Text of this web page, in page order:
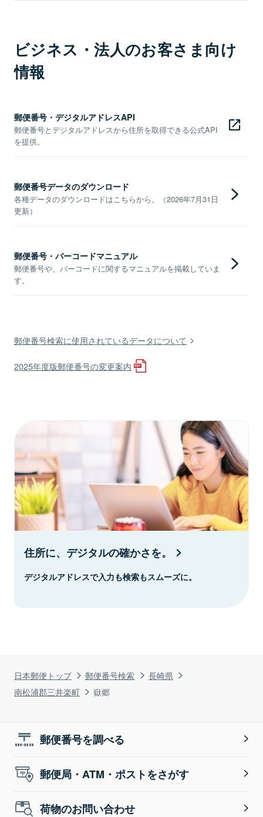
日本郵便トップ 郵便番号検索
長崎県
南松浦郡三井楽町
嶽郷
ビジネス・法人のお客さま向け
情報
郵便番号・デジタルアドレスAPI
郵便番号とデジタルアドレスから住所を取得できる公式API
を提供。
郵便番号データのダウンロード
各種データのダウンロードはこちらから。（2026年7月31日
更新）
郵便番号・バーコードマニュアル
郵便番号や、バーコードに関するマニュアルを掲載していま
す。
郵便番号検索に使用されているデータについて
2025年度版郵便番号の変更案内
住所に、デジタルの確かさを。
デジタルアドレスで入力も検索もスムーズに。
郵便番号を調べる
郵便局・ATM・ポストをさがす
荷物のお問い合わせ